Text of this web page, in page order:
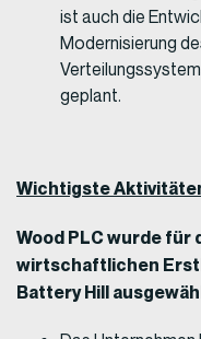
ist auch die
Modernisierung
geplant.
Wichtigste
Wood PLC wurde
wirtschaftlichen
Battery Hill